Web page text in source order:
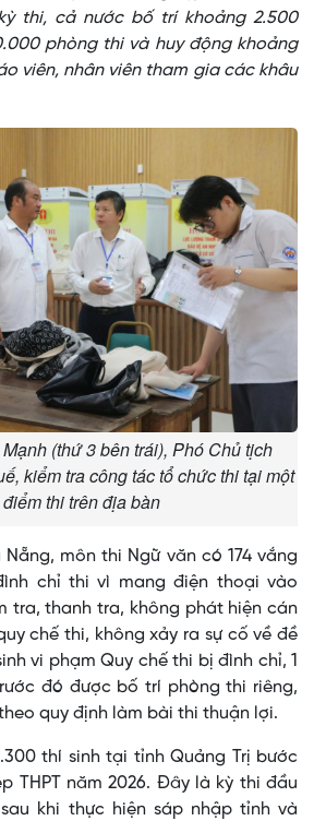
thi, cả nước bố trí khoảng 2.500
phòng thi và huy động khoảng
viên, nhân viên tham gia các khâu
(thứ 3 bên trái), Phó Chủ tịch
kiểm tra công tác tổ chức thi tại một
thi trên địa bàn
môn thi Ngữ văn có 174 vắng
chỉ thi vì mang điện thoại vào
tra, thanh tra, không phát hiện cán
chế thi, không xảy ra sự cố về đề
vi phạm Quy chế thi bị đình chỉ, 1
đó được bố trí phòng thi riêng,
quy định làm bài thi thuận lợi.
thí sinh tại tỉnh Quảng Trị bước
THPT năm 2026. Đây là kỳ thi đầu
khi thực hiện sáp nhập tỉnh và